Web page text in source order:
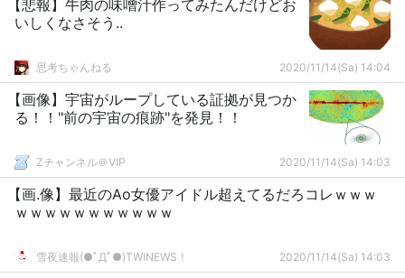
【悲報】牛肉の味噌汁作ってみたんだけどお
いしくなさそう..
思考ちゃんねる 2020/11/14(Sa) 14:04
【画像】宇宙がループしている証拠が見つか
る！！"前の宇宙の痕跡"を発見！！
Zチャンネル＠VIP 2020/11/14(Sa) 14:03
【画.像】最近のAo女優アイドル超えてるだろコレｗｗｗ
ｗｗｗｗｗｗｗｗｗｗｗ
雪夜速報(●ﾟДﾟ●)TWINEWS！ 2020/11/14(Sa) 14:03